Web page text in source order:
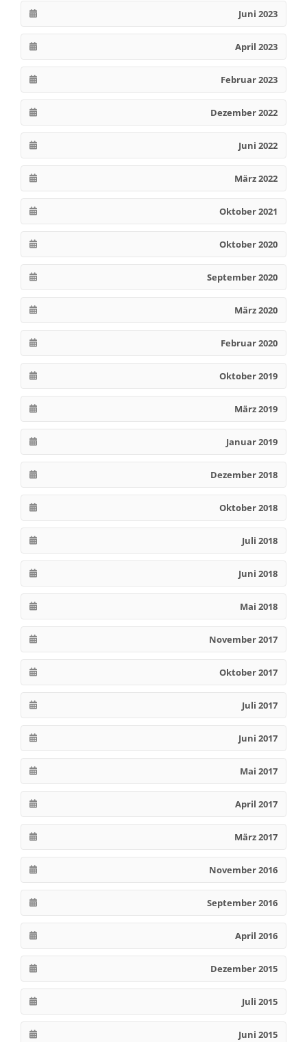
Juni 2023
April 2023
Februar 2023
Dezember 2022
Juni 2022
März 2022
Oktober 2021
Oktober 2020
September 2020
März 2020
Februar 2020
Oktober 2019
März 2019
Januar 2019
Dezember 2018
Oktober 2018
Juli 2018
Juni 2018
Mai 2018
November 2017
Oktober 2017
Juli 2017
Juni 2017
Mai 2017
April 2017
März 2017
November 2016
September 2016
April 2016
Dezember 2015
Juli 2015
Juni 2015